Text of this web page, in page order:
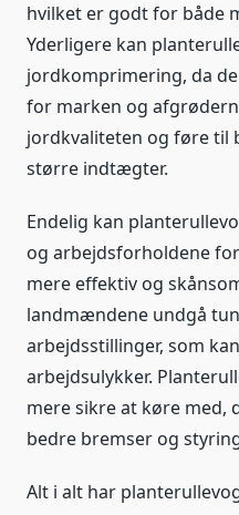
hvilket er godt for både
Yderligere kan
jordkomprimering, da
for marken og
jordkvaliteten og føre til
større indtægter.
Endelig kan
og arbejdsforholdene
mere effektiv og
landmændene undgå
arbejdsstillinger, som
arbejdsulykker.
mere sikre at køre med,
bedre bremser og
Alt i alt har